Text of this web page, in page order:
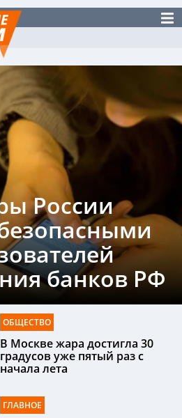
России
банков РФ
ОБЩЕСТВО
В Москве жара достигла 30
градусов уже пятый раз с
начала лета
ГЛАВНОЕ